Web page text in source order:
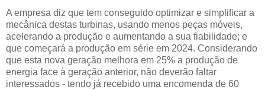
A empresa diz que tem conseguido optimizar e simplificar a
mecânica destas turbinas, usando menos peças móveis,
acelerando a produção e aumentando a sua fiabilidade; e
que começará a produção em série em 2024. Considerando
que esta nova geração melhora em 25% a produção de
energia face à geração anterior, não deverão faltar
interessados - tendo já recebido uma encomenda de 60